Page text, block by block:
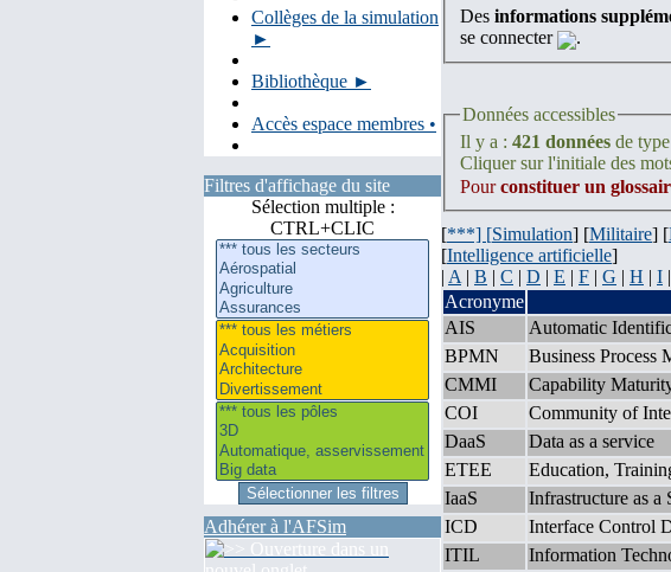
Collèges de la simulation
►
Bibliothèque ►
Accès espace membres •
Filtres d'affichage du site
Sélection multiple :
CTRL+CLIC
Adhérer à l'AFSim
Des informations
se connecter
.
Données accessibles
Il y a : 421 données de type
Cliquer sur l'initiale des
Pourconstituer un
[***] [Simulation] [Militaire] [
[Intelligence artificielle]
| A | B | C | D | E | F | G | H | I |
Acronyme
AIS
Automatic
BPMN
Business Process
CMMI
Capability
COI
Community of
DaaS
Data as a service
ETEE
Education,
IaaS
Infrastructure as a
ICD
Interface Control
ITIL
Information